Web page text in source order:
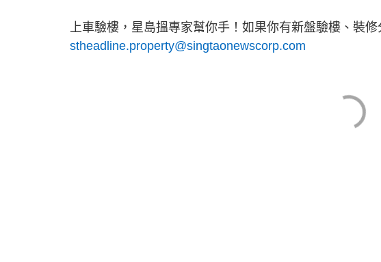
上車驗樓，星島搵專家幫你手！如果你有新盤驗樓、裝修
stheadline.property@singtaonewscorp.com